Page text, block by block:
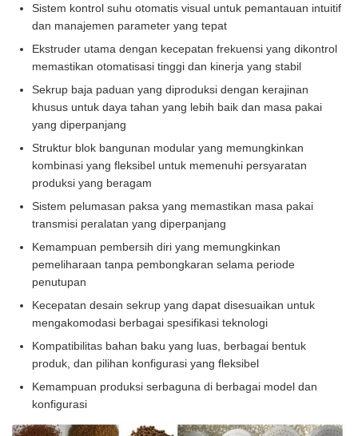
Sistem kontrol suhu otomatis visual untuk pemantauan intuitif
dan manajemen parameter yang tepat
Ekstruder utama dengan kecepatan frekuensi yang dikontrol
memastikan otomatisasi tinggi dan kinerja yang stabil
Sekrup baja paduan yang diproduksi dengan kerajinan
khusus untuk daya tahan yang lebih baik dan masa pakai
yang diperpanjang
Struktur blok bangunan modular yang memungkinkan
kombinasi yang fleksibel untuk memenuhi persyaratan
produksi yang beragam
Sistem pelumasan paksa yang memastikan masa pakai
transmisi peralatan yang diperpanjang
Kemampuan pembersih diri yang memungkinkan
pemeliharaan tanpa pembongkaran selama periode
penutupan
Kecepatan desain sekrup yang dapat disesuaikan untuk
mengakomodasi berbagai spesifikasi teknologi
Kompatibilitas bahan baku yang luas, berbagai bentuk
produk, dan pilihan konfigurasi yang fleksibel
Kemampuan produksi serbaguna di berbagai model dan
konfigurasi